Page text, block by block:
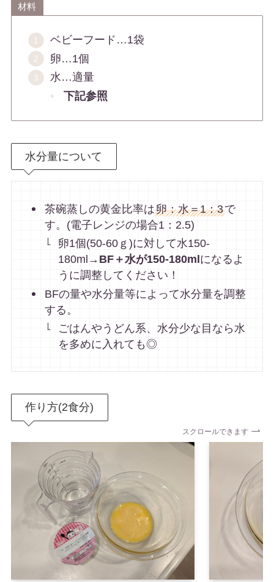
材料
ベビーフード…1袋
卵…1個
水…適量
下記参照
水分量について
茶碗蒸しの黄金比率は卵：水＝1：3で
す。(電子レンジの場合1：2.5)
卵1個(50-60ｇ)に対して水150-
180ml→ BF＋水が150-180ml になるよ
うに調整してください！
BFの量や水分量等によって水分量を調整
する。
ごはんやうどん系、水分少な目なら水
を多めに入れても◎
作り方(2食分)
スクロールできます